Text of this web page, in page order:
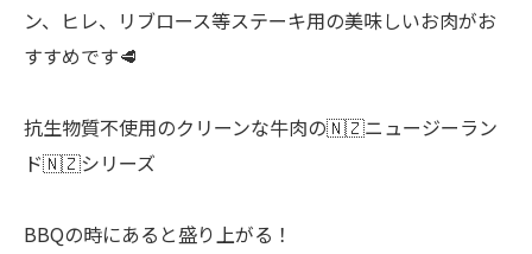
ン、ヒレ、リブロース等ステーキ用の美味しいお肉がお
すすめです🥩
抗生物質不使用のクリーンな牛肉の🇳🇿ニュージーラン
ド🇳🇿シリーズ
BBQの時にあると盛り上がる！